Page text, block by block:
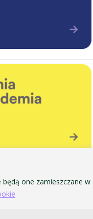
one zamieszczane w
OSOBOWYCH
I COOKIES